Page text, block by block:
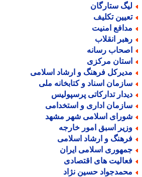
ستارگان
تکلیف
امنیت
انقلاب
رسانه
مرکزی
فرهنگ و ارشاد اسلامی
اسناد و کتابخانه ملی
تدارکاتی پرسپولیس
اداری و استخدامی
اسلامی شهر مشهد
اسبق امور خارجه
و ارشاد اسلامی
اسلامی ایران
های اقتصادی
حسین نژاد